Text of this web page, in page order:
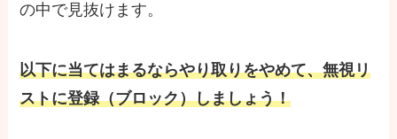
の中で見抜けます。
以下に当てはまるならやり取りをやめて、無視リ
ストに登録（ブロック）しましょう！